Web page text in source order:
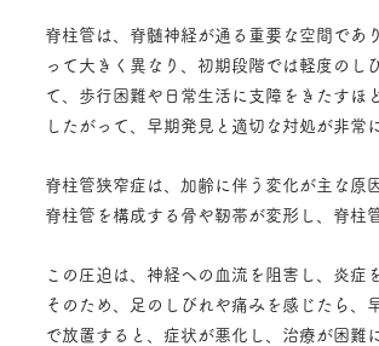
脊柱管は、脊髄神経が通る重要な空間であ
って大きく異なり、初期段階では軽度のし
て、歩行困難や日常生活に支障をきたすほ
したがって、早期発見と適切な対処が非常
脊柱管狭窄症は、加齢に伴う変化が主な原
脊柱管を構成する骨や靭帯が変形し、脊柱
この圧迫は、神経への血流を阻害し、炎症
そのため、足のしびれや痛みを感じたら、
で放置すると、症状が悪化し、治療が困難